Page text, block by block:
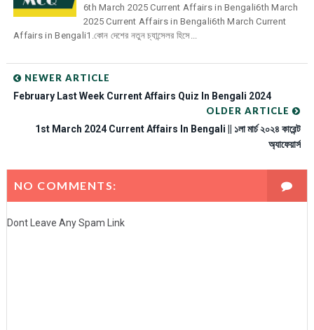
6th March 2025 Current Affairs in Bengali6th March
2025 Current Affairs in Bengali6th March Current
Affairs in Bengali1.কোন দেশের নতুন চ্যান্সেলর হিসে...
NEWER ARTICLE
February Last Week Current Affairs Quiz In Bengali 2024
OLDER ARTICLE
1st March 2024 Current Affairs In Bengali || ১লা মার্চ ২০২৪ কারেন্ট
অ্যাফেয়ার্স
NO COMMENTS:
Dont Leave Any Spam Link